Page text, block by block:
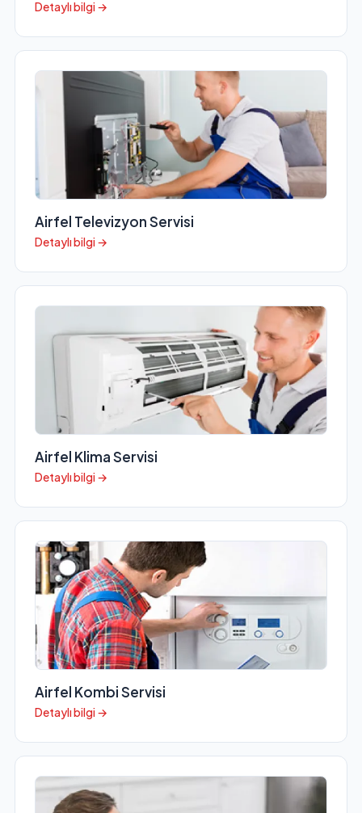
Detaylı bilgi →
Airfel Televizyon Servisi
Detaylı bilgi →
Airfel Klima Servisi
Detaylı bilgi →
Airfel Kombi Servisi
Detaylı bilgi →